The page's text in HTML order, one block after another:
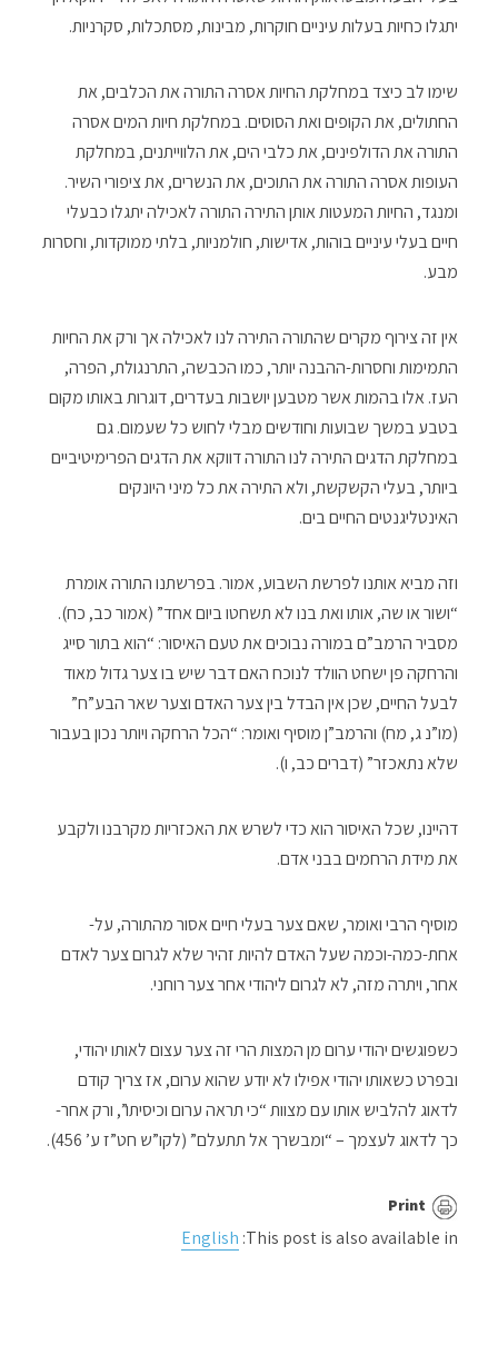
יתגלו כחיות בעלות עיניים חוקרות, מבינות, מסתכלות, סקרניות.
שימו לב כיצד במחלקת החיות אסרה התורה את הכלבים, את
החתולים, את הקופים ואת הסוסים. במחלקת חיות המים אסרה
התורה את הדולפינים, את כלבי הים, את הלווייתנים, במחלקת
העופות אסרה התורה את התוכים, את הנשרים, את ציפורי השיר.
ומנגד, החיות המעטות אותן התירה התורה לאכילה יתגלו כבעלי
חיים בעלי עיניים בוהות, אדישות, חולמניות, בלתי ממוקדות, וחסרות
מבע.
אין זה צירוף מקרים שהתורה התירה לנו לאכילה אך ורק את החיות
התמימות וחסרות-ההבנה יותר, כמו הכבשה, התרנגולת, הפרה,
העז. אלו בהמות אשר מטבען יושבות בעדרים, דוגרות באותו מקום
בטבע במשך שבועות וחודשים מבלי לחוש כל שעמום. גם
במחלקת הדגים התירה לנו התורה דווקא את הדגים הפרימיטיביים
ביותר, בעלי הקשקשת, ולא התירה את כל מיני היונקים
האינטליגנטים החיים בים.
וזה מביא אותנו לפרשת השבוע, אמור. בפרשתנו התורה אומרת
“ושור או שה, אותו ואת בנו לא תשחטו ביום אחד” (אמור כב, כח).
מסביר הרמב”ם במורה נבוכים את טעם האיסור: “הוא בתור סייג
והרחקה פן ישחט הוולד לנוכח האם דבר שיש בו צער גדול מאוד
לבעל החיים, שכן אין הבדל בין צער האדם וצער שאר הבע”ח”
(מו”נ ג, מח) והרמב”ן מוסיף ואומר: “הכל הרחקה ויותר נכון בעבור
שלא נתאכזר” (דברים כב, ו).
דהיינו, שכל האיסור הוא כדי לשרש את האכזריות מקרבנו ולקבע
את מידת הרחמים בבני אדם.
מוסיף הרבי ואומר, שאם צער בעלי חיים אסור מהתורה, על-
אחת-כמה-וכמה שעל האדם להיות זהיר שלא לגרום צער לאדם
אחר, ויתרה מזה, לא לגרום ליהודי אחר צער רוחני.
כשפוגשים יהודי ערום מן המצות הרי זה צער עצום לאותו יהודי,
ובפרט כשאותו יהודי אפילו לא יודע שהוא ערום, אז צריך קודם
לדאוג להלביש אותו עם מצוות “כי תראה ערום וכיסיתו”, ורק אחר-
כך לדאוג לעצמך – “ומבשרך אל תתעלם” (לקו”ש חט”ז ע’ 456).
Print
This post is also available in:
English